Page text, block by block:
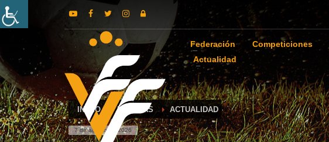
Federación Competiciones
Actualidad
INICIO NOTICIAS ACTUALIDAD
7 de agosto de 2026